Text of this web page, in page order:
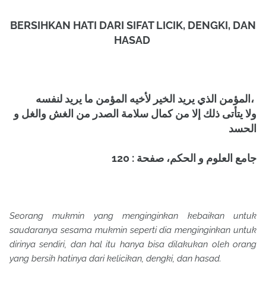
BERSIHKAN HATI DARI SIFAT LICIK, DENGKI, DAN
HASAD
المؤمن الذي يريد الخير لأخيه المؤمن ما يريد لنفسه،
ولا يتأتى ذلك إلا من كمال سلامة الصدر من الغش والغل و
الحسد
جامع العلوم و الحكم، صفحة : 120
Seorang mukmin yang menginginkan kebaikan untuk
saudaranya sesama mukmin seperti dia menginginkan untuk
dirinya sendiri, dan hal itu hanya bisa dilakukan oleh orang
yang bersih hatinya dari kelicikan, dengki, dan hasad.